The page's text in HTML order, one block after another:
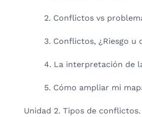
2. Conflictos vs
3. Conflictos, ¿Riesgo u
4. La interpretación de
5. Cómo ampliar mi
Unidad 2. Tipos de conflictos.